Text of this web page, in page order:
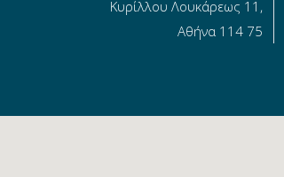
Κυρίλλου Λουκάρεως 11,
Αθήνα 114 75